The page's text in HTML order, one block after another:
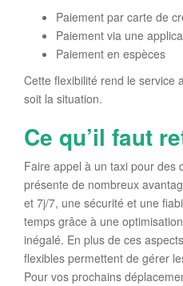
Paiement par carte de
Paiement via une
Paiement en espèces
Cette flexibilité rend le service
soit la situation.
Ce qu’il faut
Faire appel à un taxi pour des
présente de nombreux
et 7j/7, une sécurité et une
temps grâce à une
inégalé. En plus de ces
flexibles permettent de gérer
Pour vos prochains